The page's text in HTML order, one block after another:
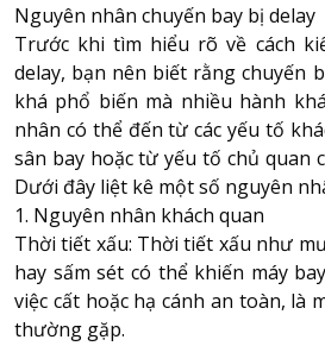
Terms of Use
Privacy Policy
About HappyBook
About us
News
Contact us
Nguyên nhân chuyến bay bị delay
Trước khi tìm hiểu rõ về cách
delay, bạn nên biết rằng chuyến
khá phổ biến mà nhiều hành
nhân có thể đến từ các yếu tố
sân bay hoặc từ yếu tố chủ quan
Dưới đây liệt kê một số nguyên
1. Nguyên nhân khách quan
Thời tiết xấu: Thời tiết xấu như
hay sấm sét có thể khiến máy
việc cất hoặc hạ cánh an toàn, là
thường gặp.